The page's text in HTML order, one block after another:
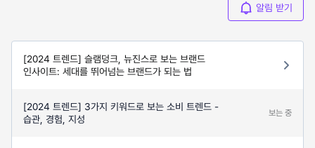
알림 받기
[2024 트렌드] 슬램덩크, 뉴진스로 보는 브랜드
인사이트: 세대를 뛰어넘는 브랜드가 되는 법
[2024 트렌드] 3가지 키워드로 보는 소비 트렌드 -
습관, 경험, 지성
보는 중